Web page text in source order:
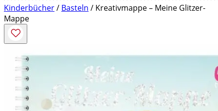
Kinderbücher/ Basteln / Kreativmappe – Meine Glitzer-
Mappe